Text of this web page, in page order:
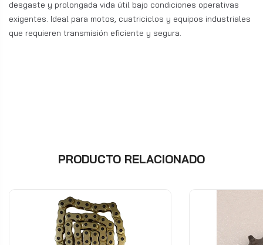
desgaste y prolongada vida útil bajo condiciones operativas
exigentes. Ideal para motos, cuatriciclos y equipos industriales
que requieren transmisión eficiente y segura.
PRODUCTO RELACIONADO